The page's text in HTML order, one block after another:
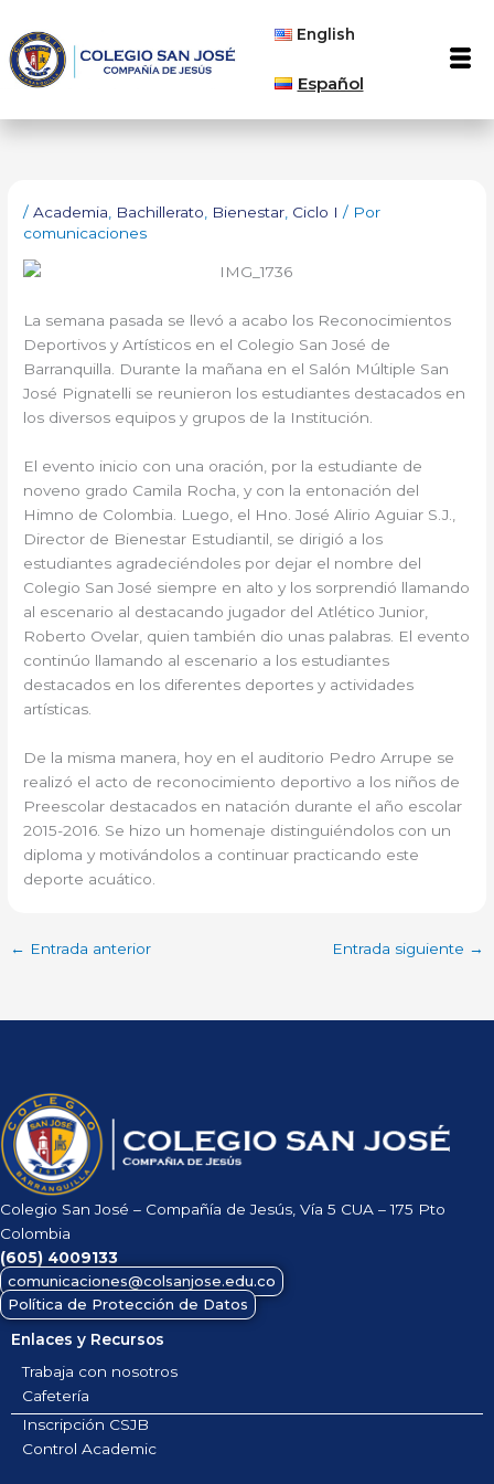
contenido
English
Español
/Academia, Bachillerato, Bienestar, Ciclo I / Por
comunicaciones
La semana pasada se llevó a acabo los Reconocimientos
Deportivos y Artísticos en el Colegio San José de
Barranquilla. Durante la mañana en el Salón Múltiple San
José Pignatelli se reunieron los estudiantes destacados en
los diversos equipos y grupos de la Institución.
El evento inicio con una oración, por la estudiante de
noveno grado Camila Rocha, y con la entonación del
Himno de Colombia. Luego, el Hno. José Alirio Aguiar S.J.,
Director de Bienestar Estudiantil, se dirigió a los
estudiantes agradeciéndoles por dejar el nombre del
Colegio San José siempre en alto y los sorprendió llamando
al escenario al destacando jugador del Atlético Junior,
Roberto Ovelar, quien también dio unas palabras. El evento
continúo llamando al escenario a los estudiantes
destacados en los diferentes deportes y actividades
artísticas.
De la misma manera, hoy en el auditorio Pedro Arrupe se
realizó el acto de reconocimiento deportivo a los niños de
Preescolar destacados en natación durante el año escolar
2015-2016. Se hizo un homenaje distinguiéndolos con un
diploma y motivándolos a continuar practicando este
deporte acuático.
← Entrada anterior Entrada siguiente →
Colegio San José – Compañía de Jesús, Vía 5 CUA – 175 Pto
Colombia
(605) 4009133
comunicaciones@colsanjose.edu.co
Política de Protección de Datos
Enlaces y Recursos
Trabaja con nosotros
Cafetería
Inscripción CSJB
Control Academic